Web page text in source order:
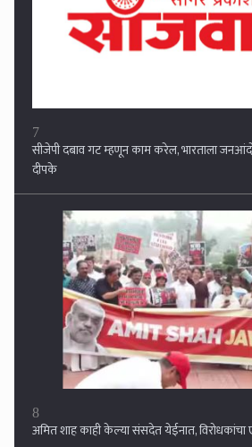
सीजेपी दबाव गट म्हणून काम करेल, भारताला
अमित शाह काही केल्या संसदेत येईनात,